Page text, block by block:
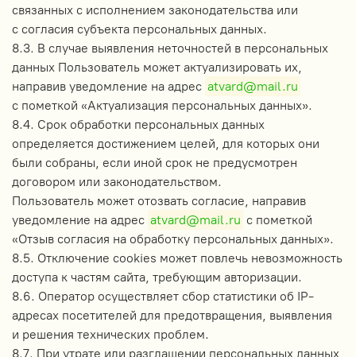
связанных с исполнением законодательства или
с согласия субъекта персональных данных.
8.3. В случае выявления неточностей в персональных
данных Пользователь может актуализировать их,
направив уведомление на адрес atvard@mail.ru
с пометкой «Актуализация персональных данных».
8.4. Срок обработки персональных данных
определяется достижением целей, для которых они
были собраны, если иной срок не предусмотрен
договором или законодательством.
Пользователь может отозвать согласие, направив
уведомление на адрес atvard@mail.ru с пометкой
«Отзыв согласия на обработку персональных данных».
8.5. Отключение cookies может повлечь невозможность
доступа к частям сайта, требующим авторизации.
8.6. Оператор осуществляет сбор статистики об IP-
адресах посетителей для предотвращения, выявления
и решения технических проблем.
8.7. При утрате или разглашении персональных данных